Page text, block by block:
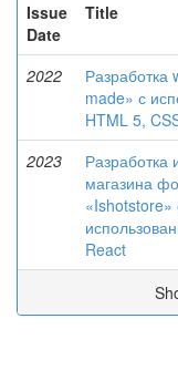
Issue
Date
Title
2022
Разработка
made» с
HTML 5,
2023
Разработка
магазина
«Ishotstore»
React